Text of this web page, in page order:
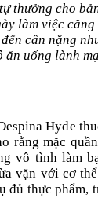
thưởng cho
làm việc
cân nặng
uống lành
Hyde
rằng mặc
vô tình làm
vặn với cơ
đủ thực phẩm,